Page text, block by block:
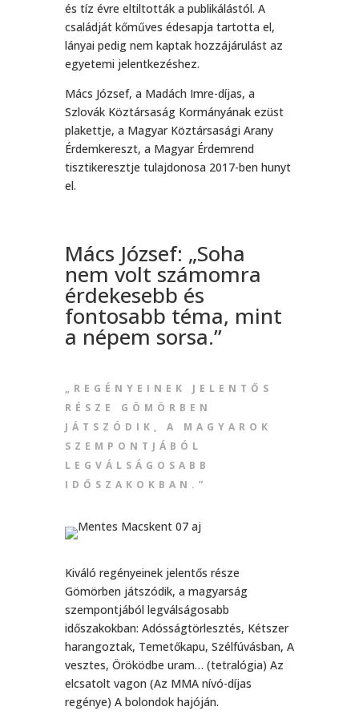
és tíz évre eltiltották a publikálástól. A
családját kőműves édesapja tartotta el,
lányai pedig nem kaptak hozzájárulást az
egyetemi jelentkezéshez.
Mács József, a Madách Imre-díjas, a
Szlovák Köztársaság Kormányának ezüst
plakettje, a Magyar Köztársasági Arany
Érdemkereszt, a Magyar Érdemrend
tisztikeresztje tulajdonosa 2017-ben hunyt
el.
Mács József: „Soha
nem volt számomra
érdekesebb és
fontosabb téma, mint
a népem sorsa.”
„REGÉNYEINEK JELENTŐS
RÉSZE GÖMÖRBEN
JÁTSZÓDIK, A MAGYAROK
SZEMPONTJÁBÓL
LEGVÁLSÁGOSABB
IDŐSZAKOKBAN.”
Kiváló regényeinek jelentős része
Gömörben játszódik, a magyarság
szempontjából legválságosabb
időszakokban: Adósságtörlesztés, Kétszer
harangoztak, Temetőkapu, Szélfúvásban, A
vesztes, Öröködbe uram… (tetralógia) Az
elcsatolt vagon (Az MMA nívó-díjas
regénye) A bolondok hajóján.